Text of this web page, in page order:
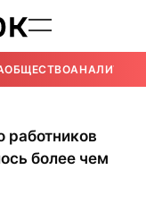
ОБЩЕСТВОАНАЛИТИКА
работников
более чем